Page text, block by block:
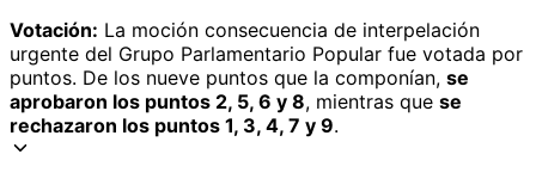
Votación: La moción consecuencia de interpelación
urgente del Grupo Parlamentario Popular fue votada por
puntos. De los nueve puntos que la componían, se
aprobaron los puntos 2, 5, 6 y 8, mientras que se
rechazaron los puntos 1, 3, 4, 7 y 9.